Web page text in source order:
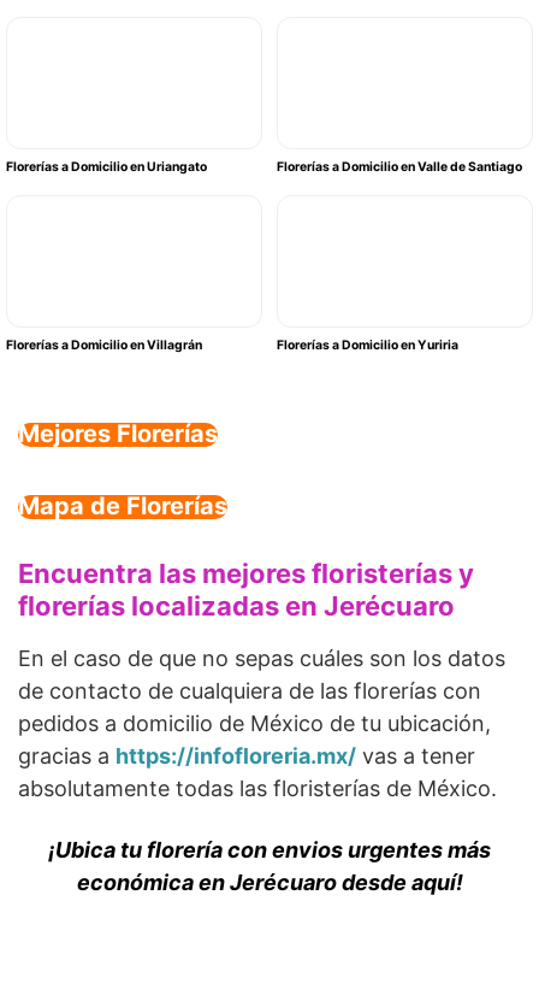
Florerías a Domicilio en Uriangato Florerías a Domicilio en Valle de Santiago
Florerías a Domicilio en Villagrán Florerías a Domicilio en Yuriria
Mejores Florerías
Mapa de Florerías
Encuentra las mejores floristerías y
florerías localizadas en Jerécuaro
En el caso de que no sepas cuáles son los datos
de contacto de cualquiera de las florerías con
pedidos a domicilio de México de tu ubicación,
gracias a https://infofloreria.mx/ vas a tener
absolutamente todas las floristerías de México.
¡Ubica tu florería con envios urgentes más
económica en Jerécuaro desde aquí!